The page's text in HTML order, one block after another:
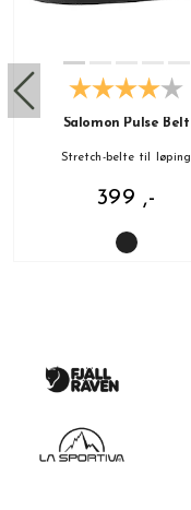
Salomon Pulse Belt
Stretch-belte til løping
399 ,-